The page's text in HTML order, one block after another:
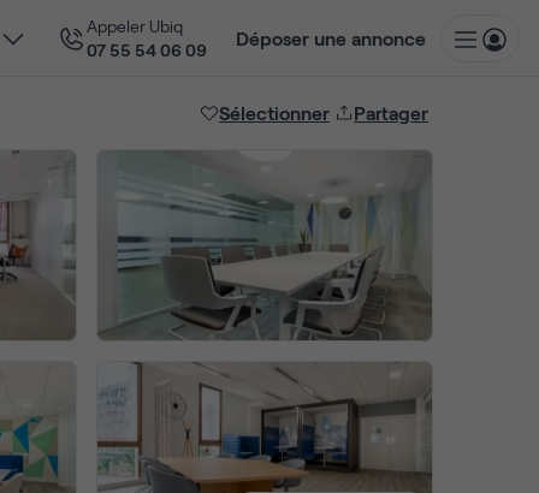
Appeler Ubiq
07 55 54 06 09
Déposer une annonce
Sélectionner Partager